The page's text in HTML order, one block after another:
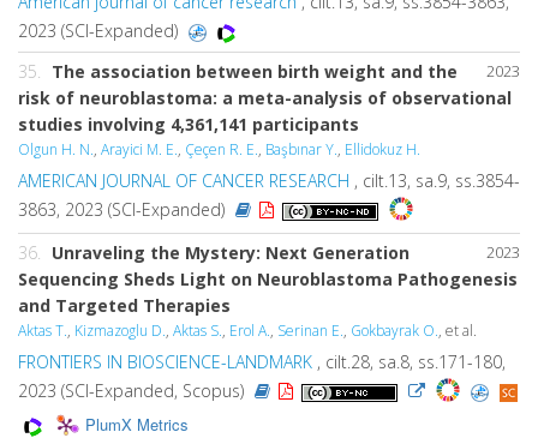
2023 (SCI-Expanded)
2023
35. The association between birth weight and the
risk of neuroblastoma: a meta-analysis of observational
studies involving 4,361,141 participants
Olgun H. N., Arayici M. E., Çeçen R. E., Başbınar Y., Ellidokuz H.
AMERICAN JOURNAL OF CANCER RESEARCH , cilt.13, sa.9, ss.3854-
3863, 2023 (SCI-Expanded)
2023
36. Unraveling the Mystery: Next Generation
Sequencing Sheds Light on Neuroblastoma Pathogenesis
and Targeted Therapies
Aktas T., Kizmazoglu D., Aktas S., Erol A., Serinan E., Gokbayrak O., et al.
FRONTIERS IN BIOSCIENCE-LANDMARK , cilt.28, sa.8, ss.171-180,
2023 (SCI-Expanded, Scopus)
PlumX Metrics